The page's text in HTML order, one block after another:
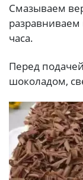
Смазываем
часа.
Перед
шоколадом,